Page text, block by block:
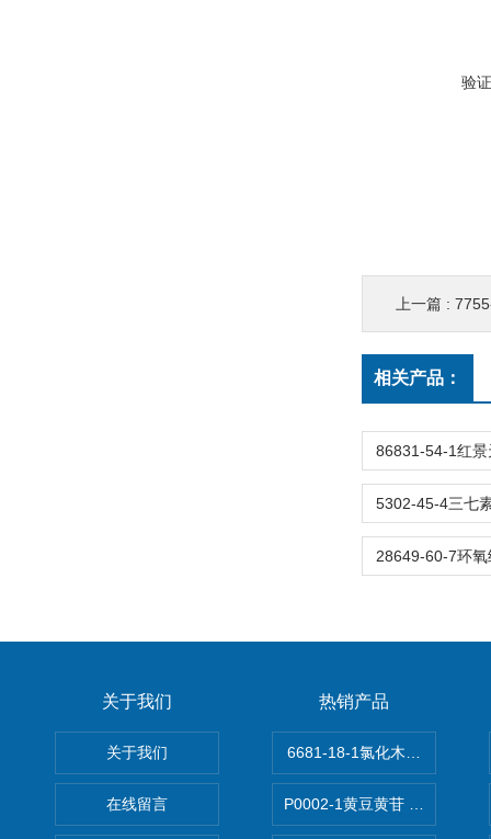
验
上一篇 : 7755-
相关产品：
关于我们
关于我们
在线留言
热销产品
6681-18-1氯化木兰花碱
P0002-1黄豆黄苷 40246-10-